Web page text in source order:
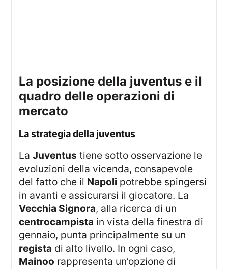
la posizione della juventus e il
quadro delle operazioni di
mercato
la strategia della juventus
LaJuventus tiene sotto osservazione le
evoluzioni della vicenda, consapevole
del fatto che il Napoli potrebbe spingersi
in avanti e assicurarsi il giocatore. La
Vecchia Signora, alla ricerca di un
centrocampista in vista della finestra di
gennaio, punta principalmente su un
regista di alto livello. In ogni caso,
Mainoo rappresenta un’opzione di